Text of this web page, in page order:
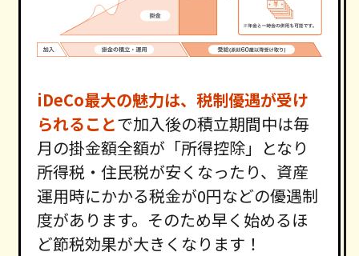
iDeCo最大の魅力は、税制優遇が受け
られることで加入後の積立期間中は毎
月の掛金額全額が「所得控除」となり
所得税・住民税が安くなったり、資産
運用時にかかる税金が0円などの優遇制
度があります。そのため早く始めるほ
ど節税効果が大きくなります！